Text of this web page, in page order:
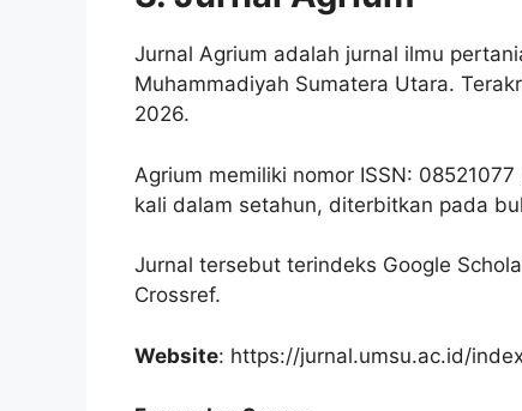
Jurnal Agrium adalah jurnal ilmu
Muhammadiyah Sumatera Utara.
2026.
Agrium memiliki nomor ISSN:
kali dalam setahun, diterbitkan pada
Jurnal tersebut terindeks Google
Crossref.
Website: https://jurnal.umsu.ac.id/